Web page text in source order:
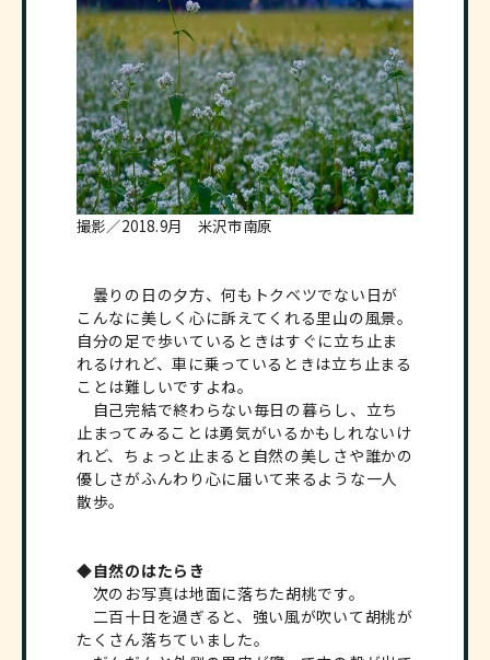
撮影／2018.9月 米沢市南原
曇りの日の夕方、何もトクベツでない日が
こんなに美しく心に訴えてくれる里山の風景。
自分の足で歩いているときはすぐに立ち止ま
れるけれど、車に乗っているときは立ち止まる
ことは難しいですよね。
自己完結で終わらない毎日の暮らし、立ち
止まってみることは勇気がいるかもしれないけ
れど、ちょっと止まると自然の美しさや誰かの
優しさがふんわり心に届いて来るような一人
散歩。
◆自然のはたらき
次のお写真は地面に落ちた胡桃です。
二百十日を過ぎると、強い風が吹いて胡桃が
たくさん落ちていました。